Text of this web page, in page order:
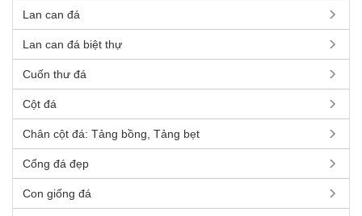
Lan can đá
Lan can đá biệt thự
Cuốn thư đá
Cột đá
Chân cột đá: Tảng bồng, Tảng bẹt
Cổng đá đẹp
Con giống đá